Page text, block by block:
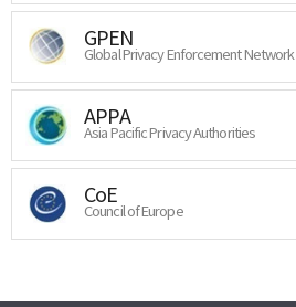
GPEN
Global Privacy Enforcement Network
APPA
Asia Pacific Privacy Authorities
CoE
Council of Europe